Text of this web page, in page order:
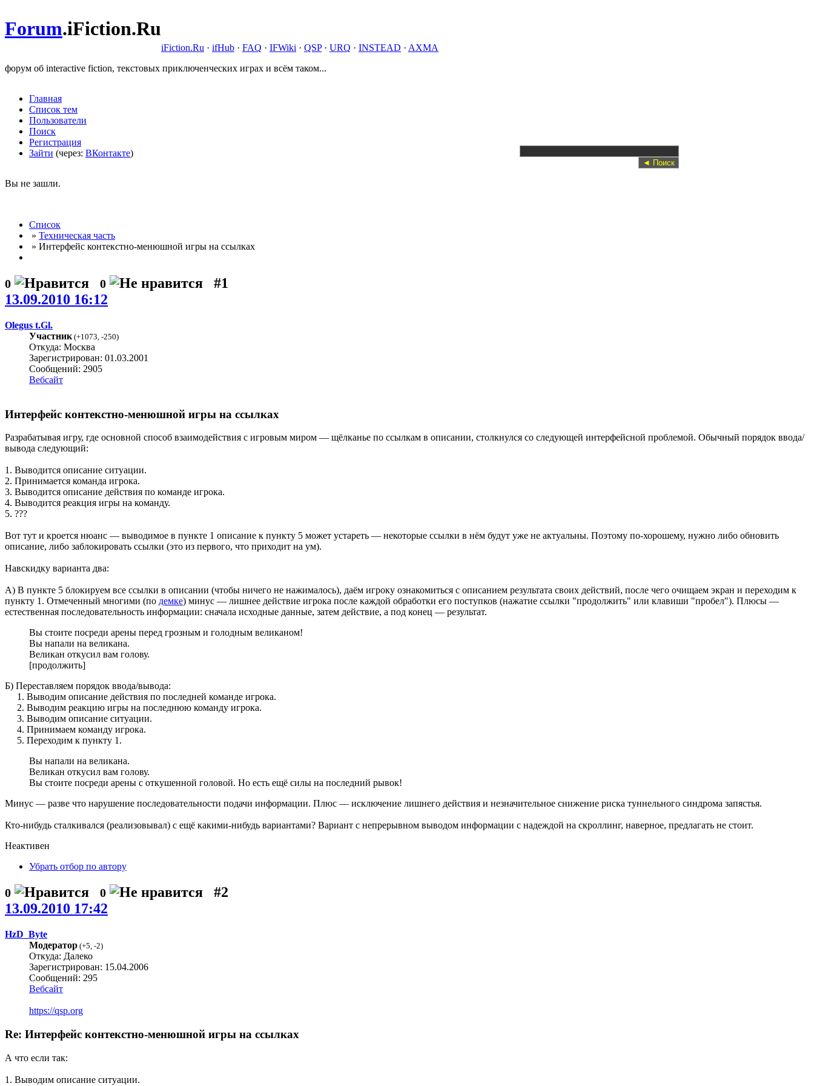
Forum.iFiction.Ru
iFiction.Ru · ifHub · FAQ · IFWiki · QSP· URQ · INSTEAD · AXMA
форум об interactive fiction, текстовых приключенческих играх и всём таком...
Главная
Список тем
Пользователи
Поиск
Регистрация
Зайти (через: ВКонтакте)
Вы не зашли.
Список
» Техническая часть
» Интерфейс контекстно-менюшной игры на ссылках
0 0
#1
13.09.2010 16:12
Olegus t.Gl.
Участник (+1073 -250)
Откуда: Москва
Зарегистрирован: 01.03.2001
Сообщений: 2905
Вебсайт
Интерфейс контекстно-менюшной игры на ссылках
Разрабатывая игру, где основной способ взаимодействия с игровым миром — щёлканье по ссылкам в описании, столкнулся со следующей интерфейсной проблемой. Обычный порядок ввода/
вывода следующий:
1. Выводится описание ситуации.
2. Принимается команда игрока.
3. Выводится описание действия по команде игрока.
4. Выводится реакция игры на команду.
5. ???
Вот тут и кроется нюанс — выводимое в пункте 1 описание к пункту 5 может устареть — некоторые ссылки в нём будут уже не актуальны. Поэтому по-хорошему, нужно либо обновить
описание, либо заблокировать ссылки (это из первого, что приходит на ум).
Навскидку варианта два:
А) В пункте 5 блокируем все ссылки в описании (чтобы ничего не нажималось), даём игроку ознакомиться с описанием результата своих действий, после чего очищаем экран и переходим к
пункту 1. Отмеченный многими (по демке) минус — лишнее действие игрока после каждой обработки его поступков (нажатие ссылки "продолжить" или клавиши "пробел"). Плюсы —
естественная последовательность информации: сначала исходные данные, затем действие, а под конец — результат.
Вы стоите посреди арены перед грозным и голодным великаном!
Вы напали на великана.
Великан откусил вам голову.
[продолжить]
Б) Переставляем порядок ввода/вывода:
1. Выводим описание действия по последней команде игрока.
2. Выводим реакцию игры на последнюю команду игрока.
3. Выводим описание ситуации.
4. Принимаем команду игрока.
5. Переходим к пункту 1.
Вы напали на великана.
Великан откусил вам голову.
Вы стоите посреди арены с откушенной головой. Но есть ещё силы на последний рывок!
Минус — разве что нарушение последовательности подачи информации. Плюс — исключение лишнего действия и незначительное снижение риска туннельного синдрома запястья.
Кто-нибудь сталкивался (реализовывал) с ещё какими-нибудь вариантами? Вариант с непрерывном выводом информации с надеждой на скроллинг, наверное, предлагать не стоит.
Неактивен
Убрать отбор по автору
0 0
#2
13.09.2010 17:42
HzD_Byte
Модератор (+5, -2)
Откуда: Далеко
Зарегистрирован: 15.04.2006
Сообщений: 295
Вебсайт
https://qsp.org
Re: Интерфейс контекстно-менюшной игры на ссылках
А что если так:
1. Выводим описание ситуации.